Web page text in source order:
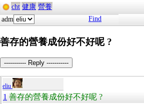
cht 健康 營養
adm
Find
善存的營養成份好不好呢 ?
----------- Reply -----------
eliu
1 善存的營養成份好不好呢 ?